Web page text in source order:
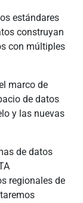
estándares
construyan
con múltiples
marco de
de datos
y las nuevas
de datos
regionales de